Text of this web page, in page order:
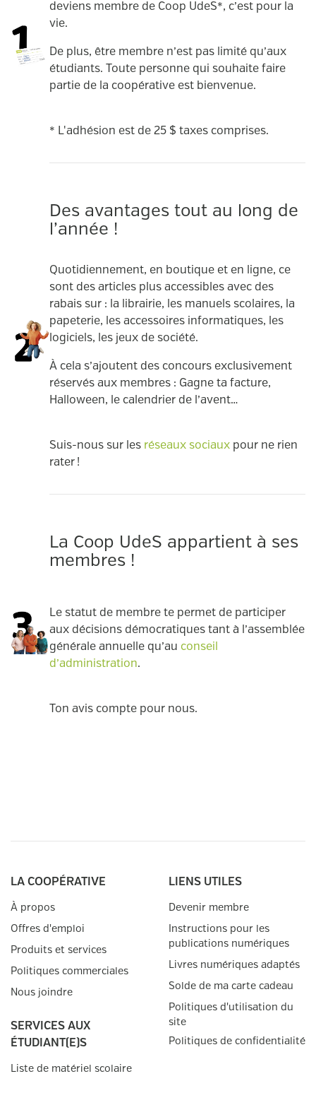
deviens membre de Coop UdeS*, c’est pour la
vie.
De plus, être membre n’est pas limité qu’aux
étudiants. Toute personne qui souhaite faire
partie de la coopérative est bienvenue.
* L'adhésion est de 25 $ taxes comprises.
Des avantages tout au long de
l’année !
Quotidiennement, en boutique et en ligne, ce
sont des articles plus accessibles avec des
rabais sur : la librairie, les manuels scolaires, la
papeterie, les accessoires informatiques, les
logiciels, les jeux de société.
À cela s’ajoutent des concours exclusivement
réservés aux membres : Gagne ta facture,
Halloween, le calendrier de l’avent…
Suis-nous sur les réseaux sociaux pour ne rien
rater !
La Coop UdeS appartient à ses
membres !
Le statut de membre te permet de participer
aux décisions démocratiques tant à l’assemblée
générale annuelle qu’au conseil
d’administration.
Ton avis compte pour nous.
LA COOPÉRATIVE
À propos
Offres d'emploi
Produits et services
Politiques commerciales
Nous joindre
SERVICES AUX
ÉTUDIANT(E)S
Liste de matériel scolaire
LIENS UTILES
Devenir membre
Instructions pour les
publications numériques
Livres numériques adaptés
Solde de ma carte cadeau
Politiques d'utilisation du
site
Politiques de confidentialité